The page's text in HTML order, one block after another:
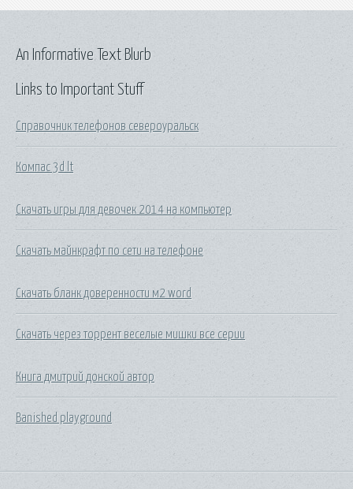
Links to Important Stuff
Справочник телефонов североуральск
Компас 3d lt
Скачать игры для девочек 2014 на компьютер
Скачать майнкрафт по сети на телефоне
Скачать бланк доверенности м2 word
Скачать через торрент веселые мишки все серии
Книга дмитрий донской автор
Banished playground
An Informative Text Blurb